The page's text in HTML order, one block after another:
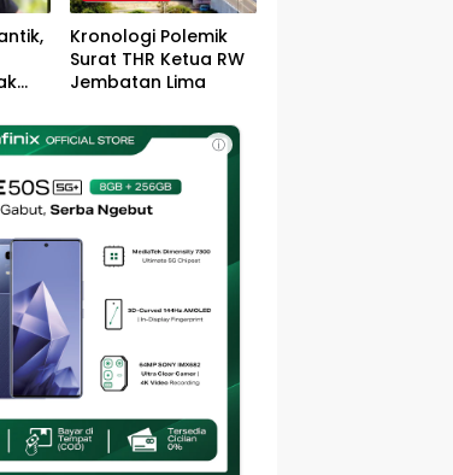
Kronologi Polemik
Surat THR Ketua RW
Jembatan Lima
ⓘ